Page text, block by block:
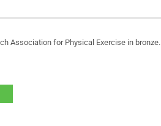
Association for Physical Exercise in bronze.